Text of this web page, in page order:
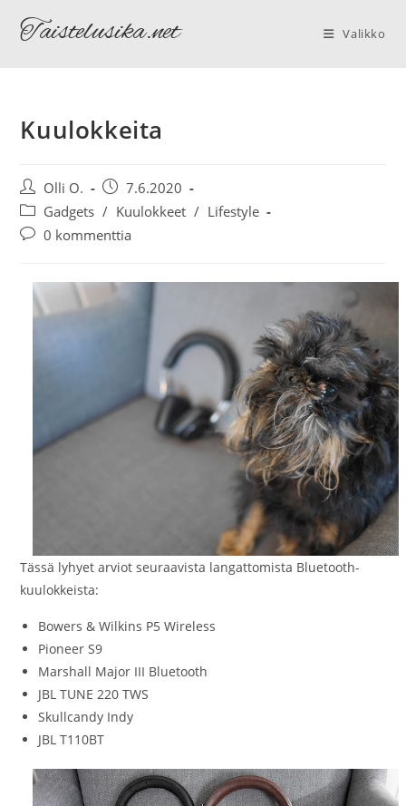
suoraan
Taistelusika.net Valikko
Kuulokkeita
Artikkelin
kirjoittaja:
Olli O.
Artikkeli
julkaistu:
7.6.2020
Artikkelin
kategoria:
Gadgets / Kuulokkeet / Lifestyle
Artikkelin
0 kommenttia
Tässä lyhyet arviot seuraavista langattomista Bluetooth-
kuulokkeista:
Bowers & Wilkins P5 Wireless
Pioneer S9
Marshall Major III Bluetooth
JBL TUNE 220 TWS
Skullcandy Indy
JBL T110BT